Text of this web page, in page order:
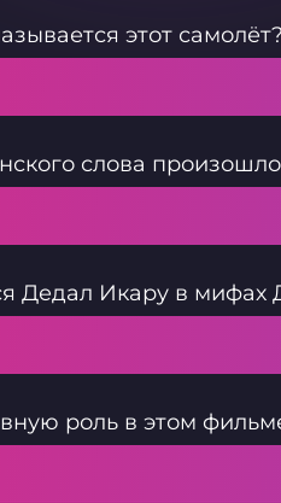
этот самолёт?
слова
Дедал Икару в мифах
роль в этом